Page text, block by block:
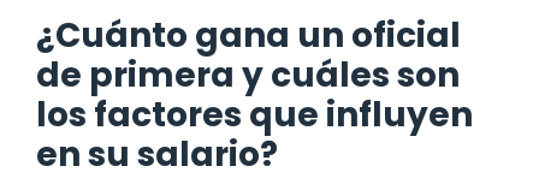
¿Cuánto gana un oficial
de primera y cuáles son
los factores que influyen
en su salario?